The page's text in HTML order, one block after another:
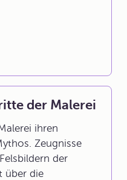
der Malerei
ihren
Zeugnisse
der
über die